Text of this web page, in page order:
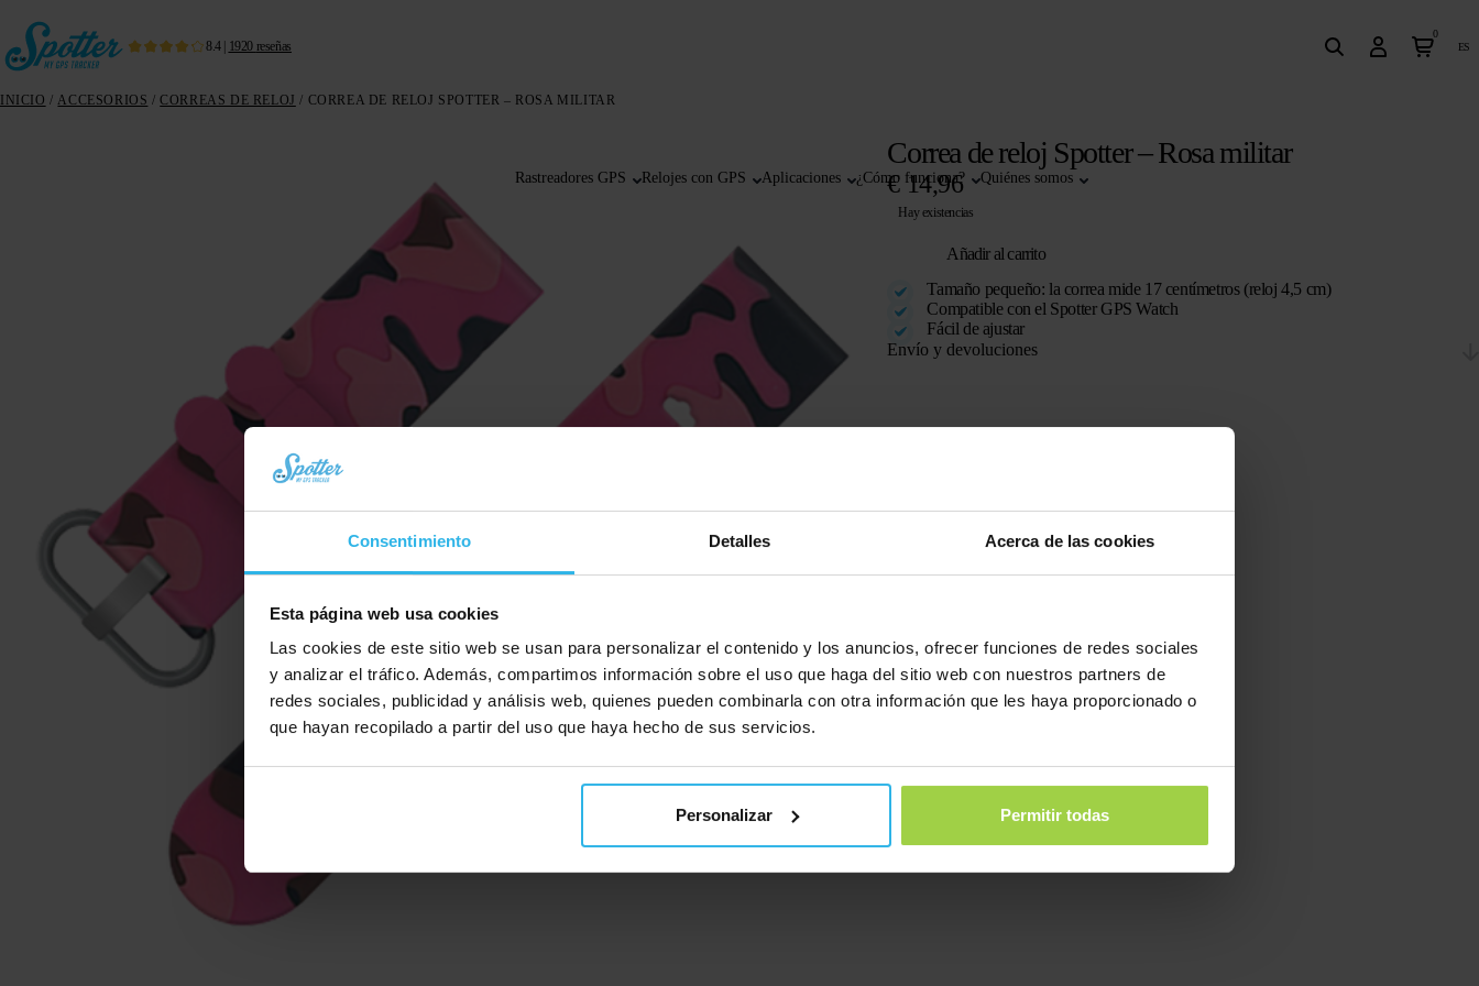
Consentimiento Detalles Acerca de las cookies
Esta página web usa cookies
Las cookies de este sitio web se usan para personalizar el contenido y los anuncios, ofrecer funciones de redes sociales
y analizar el tráfico. Además, compartimos información sobre el uso que haga del sitio web con nuestros partners de
redes sociales, publicidad y análisis web, quienes pueden combinarla con otra información que les haya proporcionado o
que hayan recopilado a partir del uso que haya hecho de sus servicios.
Personalizar Permitir todas
8.4| 1920 reseñas
Rastreadores GPS Relojes con GPS Aplicaciones ¿Cómo funciona? Quiénes somos
0
es
INICIO / ACCESORIOS /CORREAS DE RELOJ / CORREA DE RELOJ SPOTTER – ROSA MILITAR
Correa de reloj Spotter – Rosa militar
€14,96
Hay existencias
Añadir al carrito
Tamaño pequeño: la correa mide 17 centímetros (reloj 4,5 cm)
Compatible con el Spotter GPS Watch
Fácil de ajustar
Envío y devoluciones